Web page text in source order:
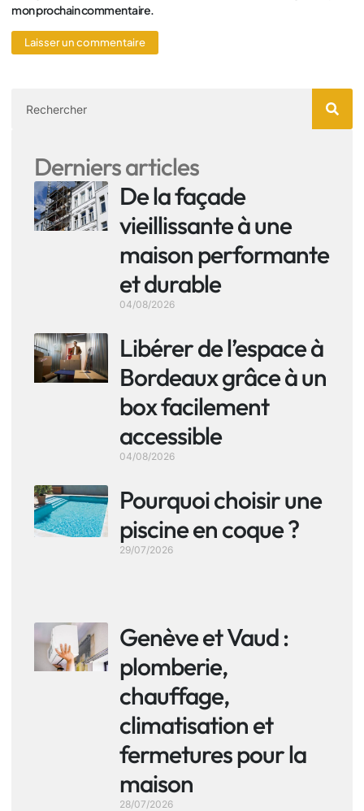
mon prochain commentaire.
Derniers articles
De la façade
vieillissante à une
maison performante
et durable
04/08/2026
Libérer de l’espace à
Bordeaux grâce à un
box facilement
accessible
04/08/2026
Pourquoi choisir une
piscine en coque ?
29/07/2026
Genève et Vaud :
plomberie,
chauffage,
climatisation et
fermetures pour la
maison
28/07/2026